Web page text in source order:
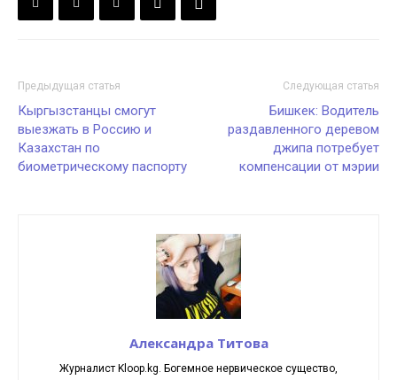
Предыдущая статья
Кыргызстанцы смогут
выезжать в Россию и
Казахстан по
биометрическому паспорту
Следующая статья
Бишкек: Водитель
раздавленного деревом
джипа потребует
компенсации от мэрии
Александра Титова
Журналист Kloop.kg. Богемное нервическое существо,